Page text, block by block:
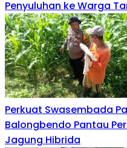
Penyuluhan ke Warga
Perkuat Swasembada
Balongbendo Pantau
Jagung Hibrida